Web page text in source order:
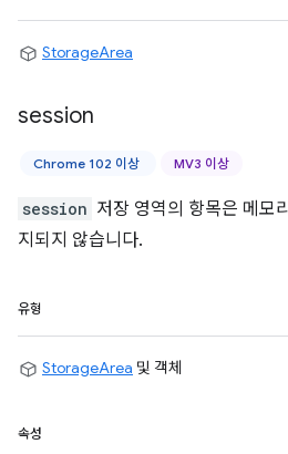
StorageArea
session
Chrome 102 이상 MV3 이상
session 저장 영역의 항목은 메모
지되지 않습니다.
유형
StorageArea 및 객체
속성